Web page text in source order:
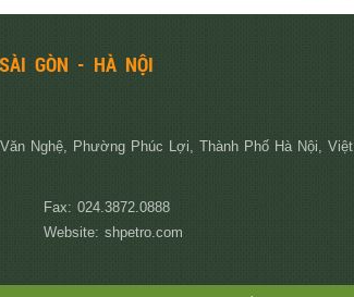
GÒN - HÀ NỘI
Nghệ, Phường Phúc Lợi, Thành Phố Hà Nội, Việt
Fax: 024.3872.0888
Website: shpetro.com